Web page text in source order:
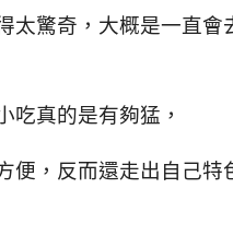
太驚奇，大概是一直
吃真的是有夠猛，
便，反而還走出自己